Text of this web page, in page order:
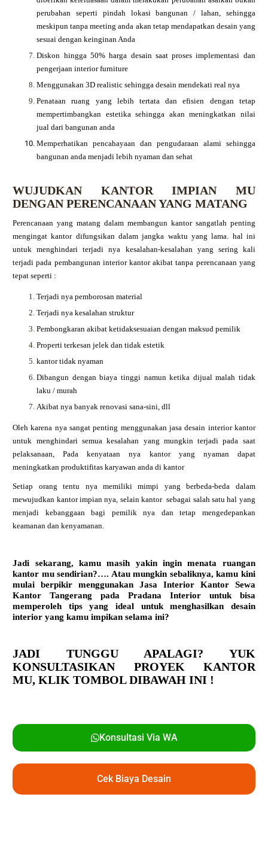
perubahan seperti pindah lokasi bangunan / lahan, sehingga
meskipun tanpa meeting anda akan tetap mendapatkan desain yang
sesuai dengan keinginan Anda
Diskon hingga 50% harga desain saat proses implementasi dan
pengerjaan interior furniture
Menggunakan 3D realistic sehingga desain mendekati real nya
Penataan ruang yang lebih tertata dan efisien dengan tetap
mempertimbangkan estetika sehingga akan meningkatkan nilai
jual dari bangunan anda
Memperhatikan pencahayaan dan pengudaraan alami sehingga
bangunan anda menjadi lebih nyaman dan sehat
WUJUDKAN KANTOR IMPIAN MU
DENGAN PERENCANAAN YANG MATANG
Perencanaan yang matang dalam membangun kantor sangatlah penting
mengingat kantor difungsikan dalam jangka waktu yang lama. hal ini
untuk menghindari terjadi nya kesalahan-kesalahan yang sering kali
terjadi pada pembangunan interior kantor akibat tanpa perencanaan yang
tepat seperti :
Terjadi nya pemborosan material
Terjadi nya kesalahan struktur
Pembongkaran akibat ketidaksesuaian dengan maksud pemilik
Properti terkesan jelek dan tidak estetik
kantor tidak nyaman
Dibangun dengan biaya tinggi namun ketika dijual malah tidak
laku / murah
Akibat nya banyak renovasi sana-sini, dll
Oleh karena nya sangat penting menggunakan jasa desain interior kantor
untuk menghindari semua kesalahan yang mungkin terjadi pada saat
pelaksanaan, Pada kenyataan nya kantor yang nyaman dapat
meningkatkan produktifitas karyawan anda di kantor
Setiap orang tentu nya memiliki mimpi yang berbeda-beda dalam
mewujudkan kantor impian nya, selain kantor sebagai salah satu hal yang
menjadi kebanggaan bagi pemilik nya dan tetap mengedepankan
keamanan dan kenyamanan.
Jadi sekarang, kamu masih yakin ingin menata ruangan
kantor mu sendirian?…. Atau mungkin sebaliknya, kamu kini
mulai berpikir menggunakan Jasa Interior Kantor Sewa
Kantor Tangerangpada Pradana Interior untuk bisa
memperoleh tips yang ideal untuk menghasilkan desain
interior yang kamu impikan selama ini?
JADI TUNGGU APALAGI? YUK
KONSULTASIKAN PROYEK KANTOR
MU,KLIK TOMBOL DIBAWAH INI !
Konsultasi Via WA
Cek Biaya Desain